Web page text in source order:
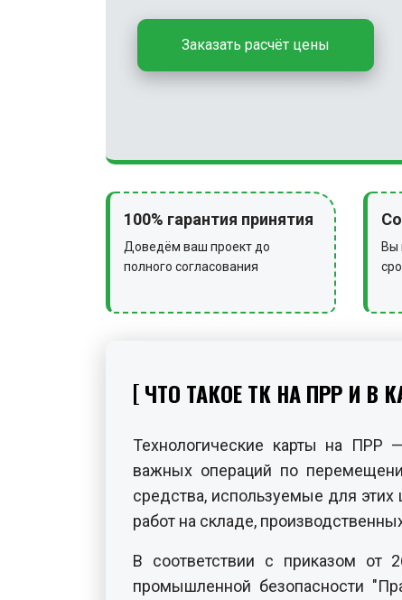
Заказать расчёт цены
100% гарантия принятия
Доведём ваш проект до
полного согласования
Вы
ЧТО ТАКОЕ ТК НА ПРР И В
Технологические карты на ПРР
важных операций по
средства, используемые для
работ на складе,
В соответствии с приказом
промышленной безопасности